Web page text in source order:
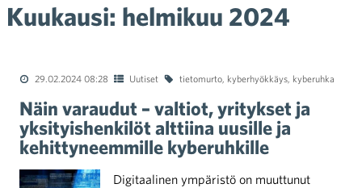
Kuukausi: helmikuu 2024
29.02.2024 08:28 Uutiset tietomurto, kyberhyökkäys, kyberuhka
Näin varaudut – valtiot, yritykset ja
yksityishenkilöt alttiina uusille ja
kehittyneemmille kyberuhkille
Digitaalinen ympäristö on muuttunut